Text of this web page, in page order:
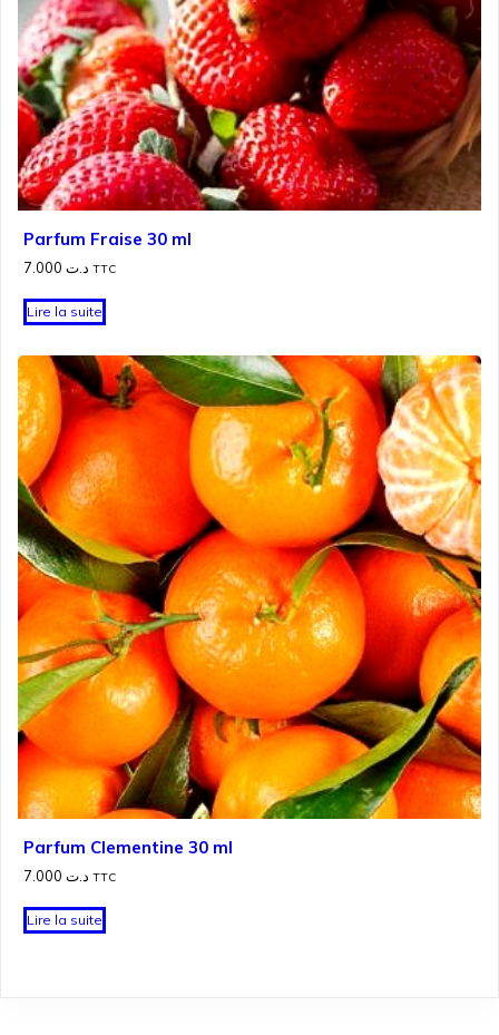
Parfum Fraise 30 ml
د.ت TTC
Lire la suite
Parfum Clementine 30 ml
د.ت TTC
Lire la suite